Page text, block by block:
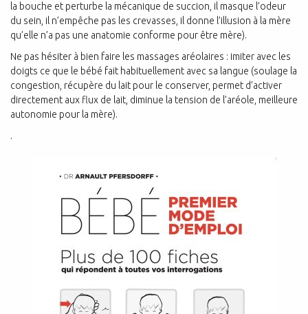
la bouche et perturbe la mécanique de succion, il masque l’odeur
du sein, il n’empêche pas les crevasses, il donne l’illusion à la mère
qu’elle n’a pas une anatomie conforme pour être mère).
Ne pas hésiter à bien faire les massages aréolaires : imiter avec les
doigts ce que le bébé fait habituellement avec sa langue (soulage la
congestion, récupère du lait pour le conserver, permet d’activer
directement aux flux de lait, diminue la tension de l’aréole, meilleure
autonomie pour la mère).
.